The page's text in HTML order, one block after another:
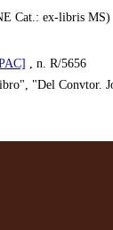
Cat.: ex-libris MS)
, n. R/5656
"Del